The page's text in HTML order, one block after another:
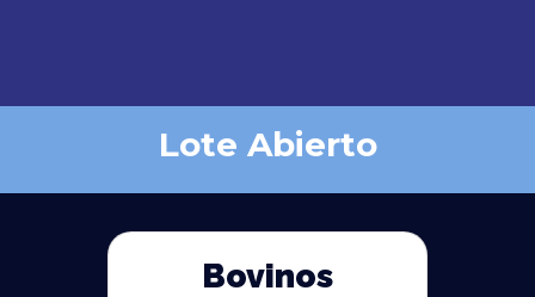
Lote Abierto
Bovinos